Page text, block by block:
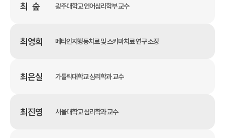
최 숲 광주대학교 언어심리학부 교수
최영희 메타인지행동치료 및 스키마치료 연구 소장
최은실 가톨릭대학교 심리학과 교수
최진영 서울대학교 심리학과 교수